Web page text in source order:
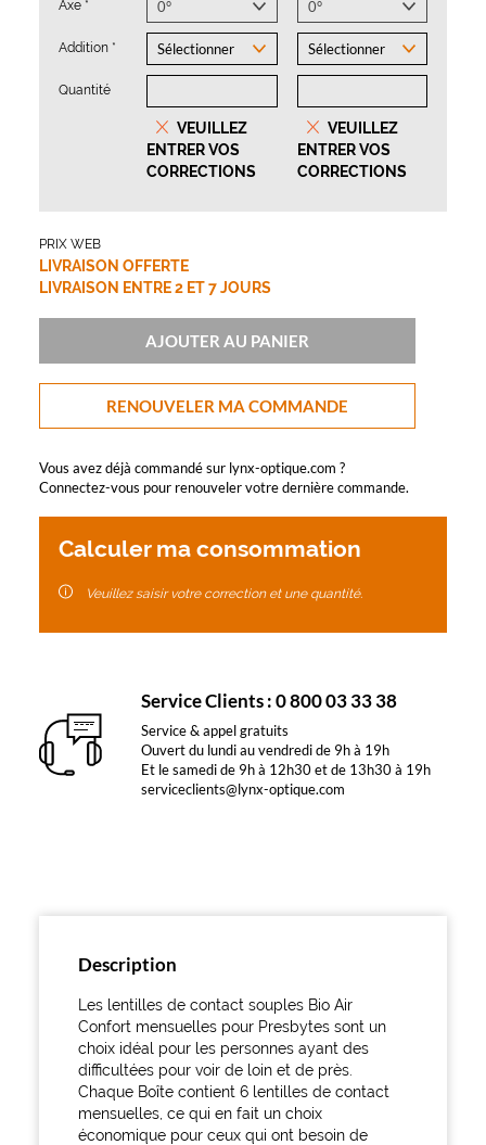
Axe *
Addition *
Quantité
VEUILLEZ
ENTRER VOS
CORRECTIONS
VEUILLEZ
ENTRER VOS
CORRECTIONS
PRIX WEB
LIVRAISON OFFERTE
LIVRAISON ENTRE 2 ET 7 JOURS
AJOUTER AU PANIER
RENOUVELER MA COMMANDE
Vous avez déjà commandé sur lynx-optique.com ?
Connectez-vous pour renouveler votre dernière commande.
Calculer ma consommation
Veuillez saisir votre correction et une quantité.
Service Clients : 0 800 03 33 38
Service & appel gratuits
Ouvert du lundi au vendredi de 9h à 19h
Et le samedi de 9h à 12h30 et de 13h30 à 19h
serviceclients@lynx-optique.com
Description
Les lentilles de contact souples Bio Air
Confort mensuelles pour Presbytes sont un
choix idéal pour les personnes ayant des
difficultées pour voir de loin et de près.
Chaque Boîte contient 6 lentilles de contact
mensuelles, ce qui en fait un choix
économique pour ceux qui ont besoin de